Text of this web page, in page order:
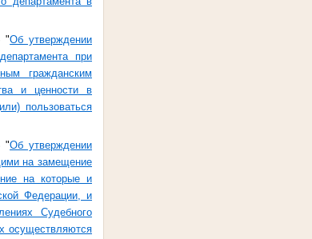
"Об утверждении
при
гражданским
и ценности в
пользоваться
"Об утверждении
на замещение
на которые и
Федерации, и
Судебного
осуществляются